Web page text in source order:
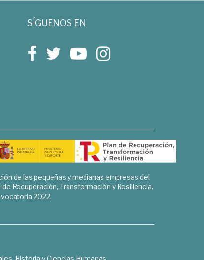
SÍGUENOS EN
de las pequeñas y medianas empresas del
Recuperación, Transformación y Resiliencia.
2022.
Historia y Ciencias Humanas